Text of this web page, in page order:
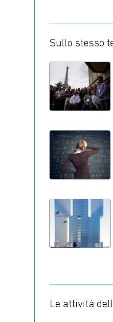
Sullo stesso
Le attività